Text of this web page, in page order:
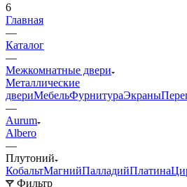
6
Главная
—
Каталог
—
Межкомнатные двери
Металлические
двериМебельФурнитураЭкраны
—
Aurum
Albero
—
Плутоний
КобальтМагнийПалладийПлатина
Фильтр